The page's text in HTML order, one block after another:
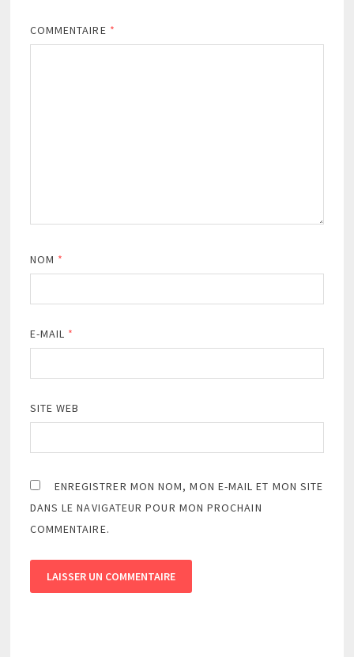
COMMENTAIRE *
NOM *
E-MAIL *
SITE WEB
ENREGISTRER MON NOM, MON E-MAIL ET MON SITE
DANS LE NAVIGATEUR POUR MON PROCHAIN
COMMENTAIRE.